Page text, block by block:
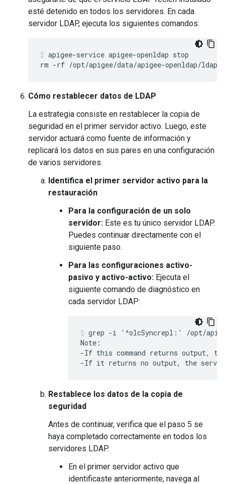
esté detenido en todos los servidores. En cada
servidor LDAP, ejecuta los siguientes comandos:
apigee-service apigee-openldap stop
rm -rf /opt/apigee/data/apigee-openldap/ldap/
Cómo restablecer datos de LDAP
La estrategia consiste en restablecer la copia de
seguridad en el primer servidor activo. Luego, este
servidor actuará como fuente de información y
replicará los datos en sus pares en una configuración
de varios servidores.
Identifica el primer servidor activo para la
restauración
Para la configuración de un solo
servidor: Este es tu único servidor LDAP.
Puedes continuar directamente con el
siguiente paso.
Para las configuraciones activo-
pasivo y activo-activo: Ejecuta el
siguiente comando de diagnóstico en
cada servidor LDAP:
grep -i '^olcSyncrepl:' /opt/
Note:
-If this command returns output,
-If it returns no output, the
Restablece los datos de la copia de
seguridad
Antes de continuar, verifica que el paso 5 se
haya completado correctamente en todos los
servidores LDAP.
En el primer servidor activo que
identificaste anteriormente, navega al